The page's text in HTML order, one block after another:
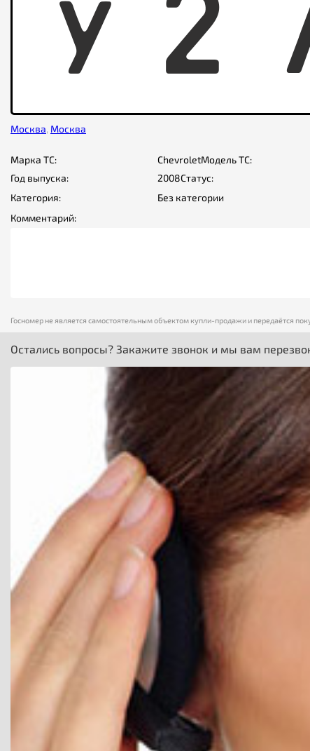
Y 2
Москва, Москва
Марка ТС:
ChevroletМодель ТС:
Год выпуска:
2008Статус:
Категория:
Без категории
Комментарий:
Госномер не является самостоятельным объектом купли-продажи и передаётся
Остались вопросы? Закажите звонок и мы вам